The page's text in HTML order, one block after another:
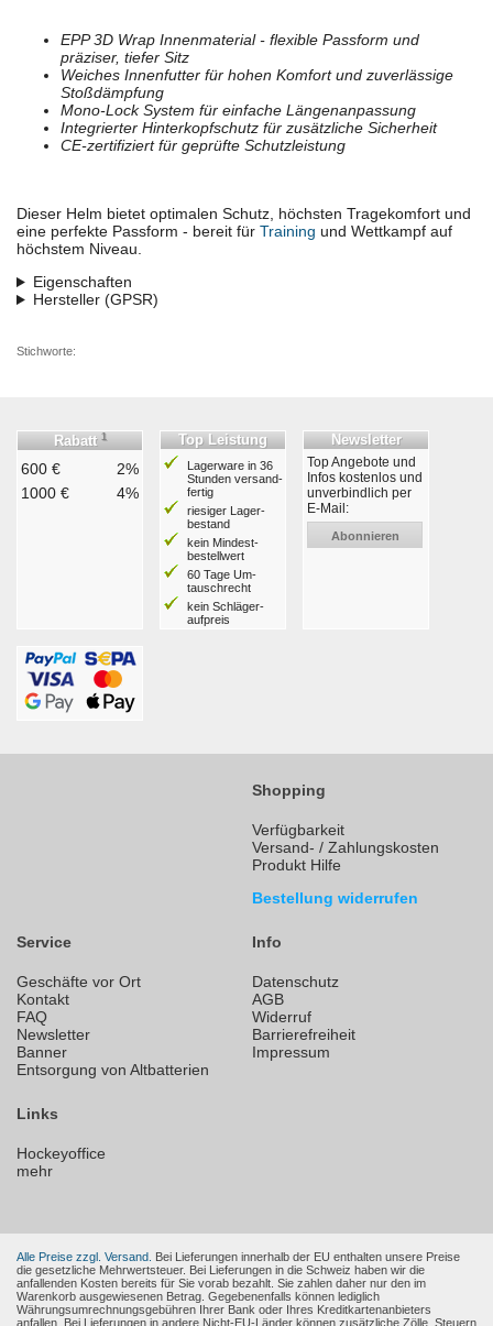
EPP 3D Wrap Innenmaterial - flexible Passform und
präziser, tiefer Sitz
Weiches Innenfutter für hohen Komfort und zuverlässige
Stoßdämpfung
Mono-Lock System für einfache Längenanpassung
Integrierter Hinterkopfschutz für zusätzliche Sicherheit
CE-zertifiziert für geprüfte Schutzleistung
Dieser Helm bietet optimalen Schutz, höchsten Tragekomfort und
eine perfekte Passform - bereit für Training und Wettkampf auf
höchstem Niveau.
Eigenschaften
Hersteller (GPSR)
Stichworte:
Rabatt 1
600 €
2%
1000 €
4%
Top Leistung
Lagerware in 36
Stunden ver­sand­
fertig
riesiger Lager­
bestand
kein Mindest­
bestell­wert
60 Tage Um­
tausch­recht
kein Schläger­
aufpreis
Newsletter
Top Angebote und
Infos kostenlos und
unverbindlich per
E-Mail:
Abonnieren
Shopping
Verfügbarkeit
Versand- / Zahlungskosten
Produkt Hilfe
Bestellung widerrufen
Service
Geschäfte vor Ort
Kontakt
FAQ
Newsletter
Banner
Entsorgung von Altbatterien
Info
Datenschutz
AGB
Widerruf
Barrierefreiheit
Impressum
Links
Hockeyoffice
mehr
Alle Preise zzgl. Versand. Bei Lieferungen innerhalb der EU enthalten unsere Preise
die gesetzliche Mehrwertsteuer. Bei Lieferungen in die Schweiz haben wir die
anfallenden Kosten bereits für Sie vorab bezahlt. Sie zahlen daher nur den im
Warenkorb ausgewiesenen Betrag. Gegebenenfalls können lediglich
Währungsumrechnungsgebühren Ihrer Bank oder Ihres Kreditkartenanbieters
anfallen. Bei Lieferungen in andere Nicht-EU-Länder können zusätzliche Zölle, Steuern